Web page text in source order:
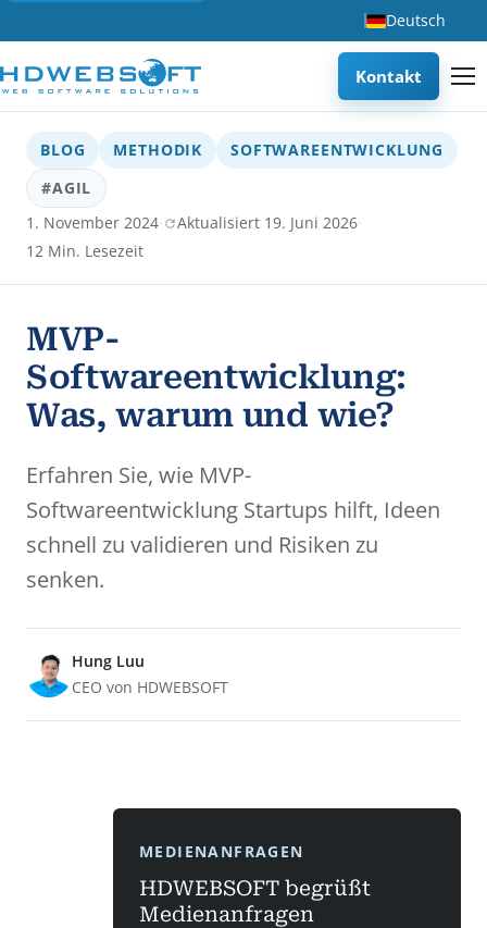
Deutsch
Kontakt
BLOG METHODIK
SOFTWAREENTWICKLUNG
#AGIL
1. November 2024· Aktualisiert 19. Juni 2026·
12 Min. Lesezeit
MVP-
Softwareentwicklung:
Was, warum und wie?
Erfahren Sie, wie MVP-
Softwareentwicklung Startups hilft, Ideen
schnell zu validieren und Risiken zu
senken.
Hung Luu
CEO von HDWEBSOFT
MEDIENANFRAGEN
HDWEBSOFT begrüßt
Medienanfragen